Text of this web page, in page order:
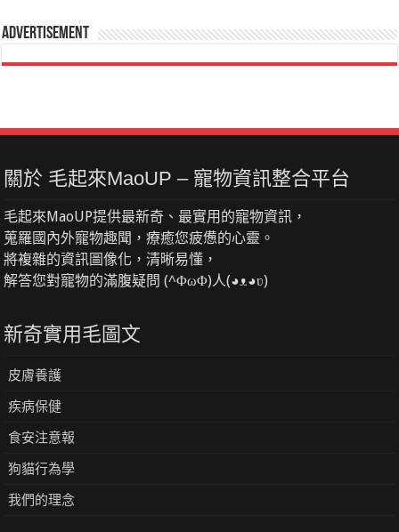
Advertisement
關於 毛起來MaoUP – 寵物資訊整合平台
毛起來MaoUP提供最新奇、最實用的寵物資訊，
蒐羅國內外寵物趣聞，療癒您疲憊的心靈。
將複雜的資訊圖像化，清晰易懂，
解答您對寵物的滿腹疑問 (^ΦωΦ)人(◕ᴥ◕ʋ)
新奇實用毛圖文
皮膚養護
疾病保健
食安注意報
狗貓行為學
我們的理念